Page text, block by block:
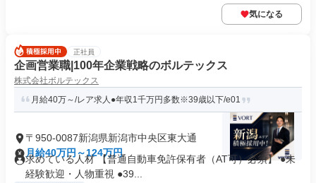
気になる
正社員
企画営業職|100年企業戦略のボルテックス
株式会社ボルテックス
月給40万～/レア求人●年収1千万円多数※39歳以下/e01
〒950-0087新潟県新潟市中央区東大通
月給40万円～124万円
求めている人材 【普通自動車免許保有者（AT可）必須】 ●未
経験歓迎・人物重視 ●39...